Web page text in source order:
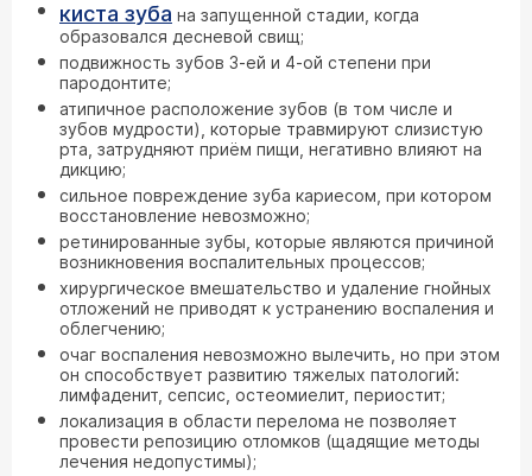
киста зуба на запущенной стадии, когда
образовался десневой свищ;
подвижность зубов 3-ей и 4-ой степени при
пародонтите;
атипичное расположение зубов (в том числе и
зубов мудрости), которые травмируют слизистую
рта, затрудняют приём пищи, негативно влияют на
дикцию;
сильное повреждение зуба кариесом, при котором
восстановление невозможно;
ретинированные зубы, которые являются причиной
возникновения воспалительных процессов;
хирургическое вмешательство и удаление гнойных
отложений не приводят к устранению воспаления и
облегчению;
очаг воспаления невозможно вылечить, но при этом
он способствует развитию тяжелых патологий:
лимфаденит, сепсис, остеомиелит, периостит;
локализация в области перелома не позволяет
провести репозицию отломков (щадящие методы
лечения недопустимы);